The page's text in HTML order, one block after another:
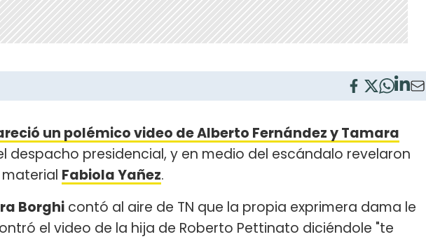
un polémico video de Alberto Fernández y Tamara
despacho presidencial, y en medio del escándalo revelaron
Fabiola Yañez.
Borghi contó al aire de TN que la propia exprimera dama le
el video de la hija de Roberto Pettinato diciéndole "te